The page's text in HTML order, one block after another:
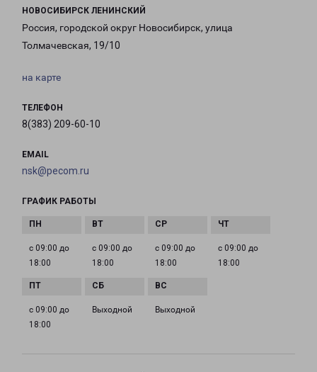
НОВОСИБИРСК ЛЕНИНСКИЙ
Россия, городской округ Новосибирск, улица
Толмачевская, 19/10
на карте
ТЕЛЕФОН
8(383) 209-60-10
EMAIL
nsk@pecom.ru
ГРАФИК РАБОТЫ
с 09:00 до
18:00
с 09:00 до
18:00
с 09:00 до
18:00
с 09:00 до
18:00
с 09:00 до
18:00
Выходной Выходной